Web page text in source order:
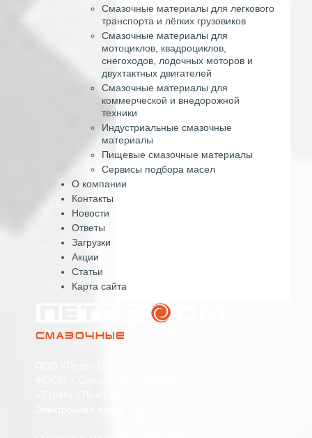
Смазочные материалы для легкового
транспорта и лёгких грузовиков
Смазочные материалы для
мотоциклов, квадроциклов,
снегоходов, лодочных моторов и
двухтактных двигателей
Смазочные материалы для
коммерческой и внедорожной
техники
Индустриальные смазочные
материалы
Пищевые смазочные материалы
Сервисы подбора масел
О компании
Контакты
Новости
Ответы
Загрузки
Акции
Статьи
Карта сайта